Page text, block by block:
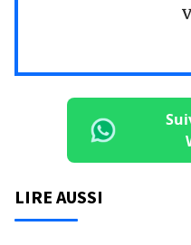
LIRE AUSSI